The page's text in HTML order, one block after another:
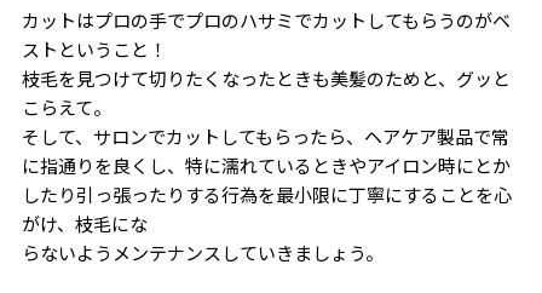
カットはプロの手でプロのハサミでカットしてもらうのがベ
ストということ！
枝毛を見つけて切りたくなったときも美髪のためと、グッと
こらえて。
そして、サロンでカットしてもらったら、ヘアケア製品で常
に指通りを良くし、特に濡れているときやアイロン時にとか
したり引っ張ったりする行為を最小限に丁寧にすることを心
がけ、枝毛にな
らないようメンテナンスしていきましょう。